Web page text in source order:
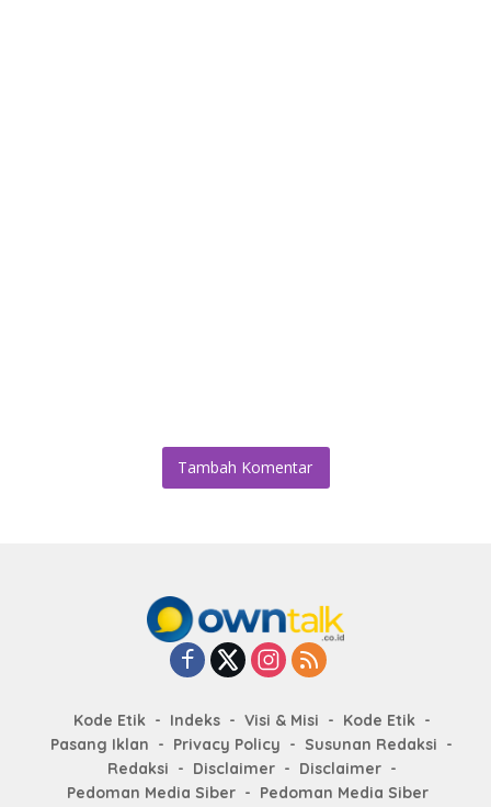
Tambah Komentar
Kode Etik Indeks Visi & Misi
Kode Etik
Pasang Iklan
Privacy Policy
Susunan Redaksi
Redaksi
Disclaimer
Disclaimer
Pedoman Media Siber
Pedoman Media Siber